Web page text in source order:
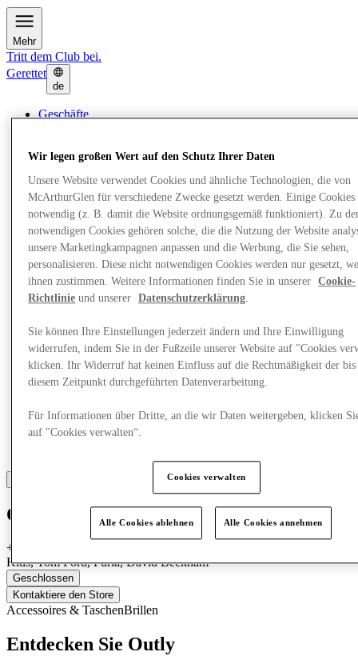
Mehr
Tritt dem Club bei.
Gerettet
de
Geschäfte
Was läuft
Geschenkkarten
Dienstleistungen
Mehr
Outly
+
Kids, Tom Ford, Furla, David Beckham
Geschlossen
Kontaktiere den Store
Accessoires & TaschenBrillen
Entdecken Sie Outly
Wir legen großen Wert auf den Schutz Ihrer Daten
Unsere Website verwendet Cookies und ähnliche Technologien, die von
McArthurGlen für verschiedene Zwecke gesetzt werden. Einige Cookies
notwendig (z. B. damit die Website ordnungsgemäß funktioniert). Zu
notwendigen Cookies gehören solche, die die Nutzung der Website
unsere Marketingkampagnen anpassen und die Werbung, die Sie sehen,
personalisieren. Diese nicht notwendigen Cookies werden nur gesetzt,
ihnen zustimmen. Weitere Informationen finden Sie in unserer
Cookie-
Richtlinie und unserer Datenschutzerklärung.
Sie können Ihre Einstellungen jederzeit ändern und Ihre Einwilligung
widerrufen, indem Sie in der Fußzeile unserer Website auf "Cookies
klicken. Ihr Widerruf hat keinen Einfluss auf die Rechtmäßigkeit der bis
diesem Zeitpunkt durchgeführten Datenverarbeitung.
Für Informationen über Dritte, an die wir Daten weitergeben, klicken
auf "Cookies verwalten“.
Cookies verwalten
Alle Cookies ablehnen Alle Cookies annehmen